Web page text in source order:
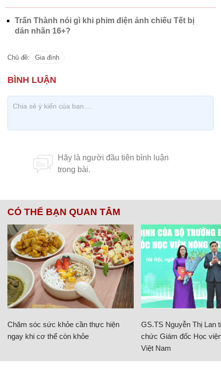
Trấn Thành nói gì khi phim điện ảnh chiếu Tết bị
dán nhãn 16+?
Chủ đề: Gia đình
CÓ THỂ BẠN QUAN TÂM
Chăm sóc sức khỏe cần thực hiện
ngay khi cơ thể còn khỏe
GS.TS Nguyễn Thị Lan
chức Giám đốc Học
Việt Nam